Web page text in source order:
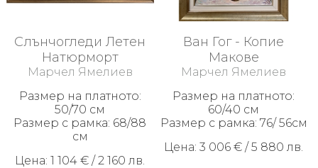
Политика
Бисквитки
Политика
за
поверителност
Връщане
Слънчогледи Летен
Натюрморт
Марчел Ямелиев
Размер на платното:
50/70 см
Размер с рамка: 68/88
см
Цена: 1 104 € / 2 160 лв.
Ван Гог - Копие
Макове
Марчел Ямелиев
Размер на платното:
60/40 см
Размер с рамка: 76/ 56см
Цена: 3 006 € / 5 880 лв.